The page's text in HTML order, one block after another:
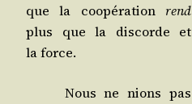
que la coopé­ra­tion rend
plus que la dis­corde et
la force.
Nous ne nions pas